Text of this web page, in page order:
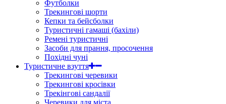
Футболки
Трекингові шорти
Кепки та бейсболки
Туристичні гамаші (бахіли)
Ремені туристичні
Засоби для прання, просочення
Похідні чуні
Туристичне взуття
Трекингові черевики
Трекингові кросівки
Трекінгові сандалії
Черевики для міста